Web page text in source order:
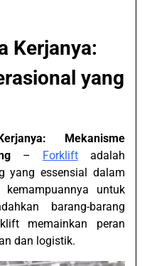
Kerjanya:
yang
Mekanisme
– Forkliftadalah
yang essensial dalam
untuk
barang-barang
memainkan peran
dan logistik.